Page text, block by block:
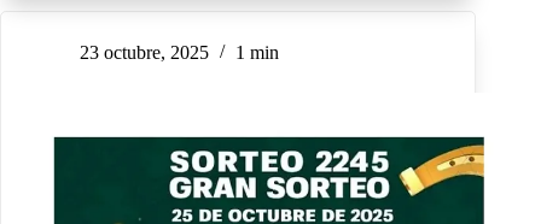
23 octubre, 2025 1 min